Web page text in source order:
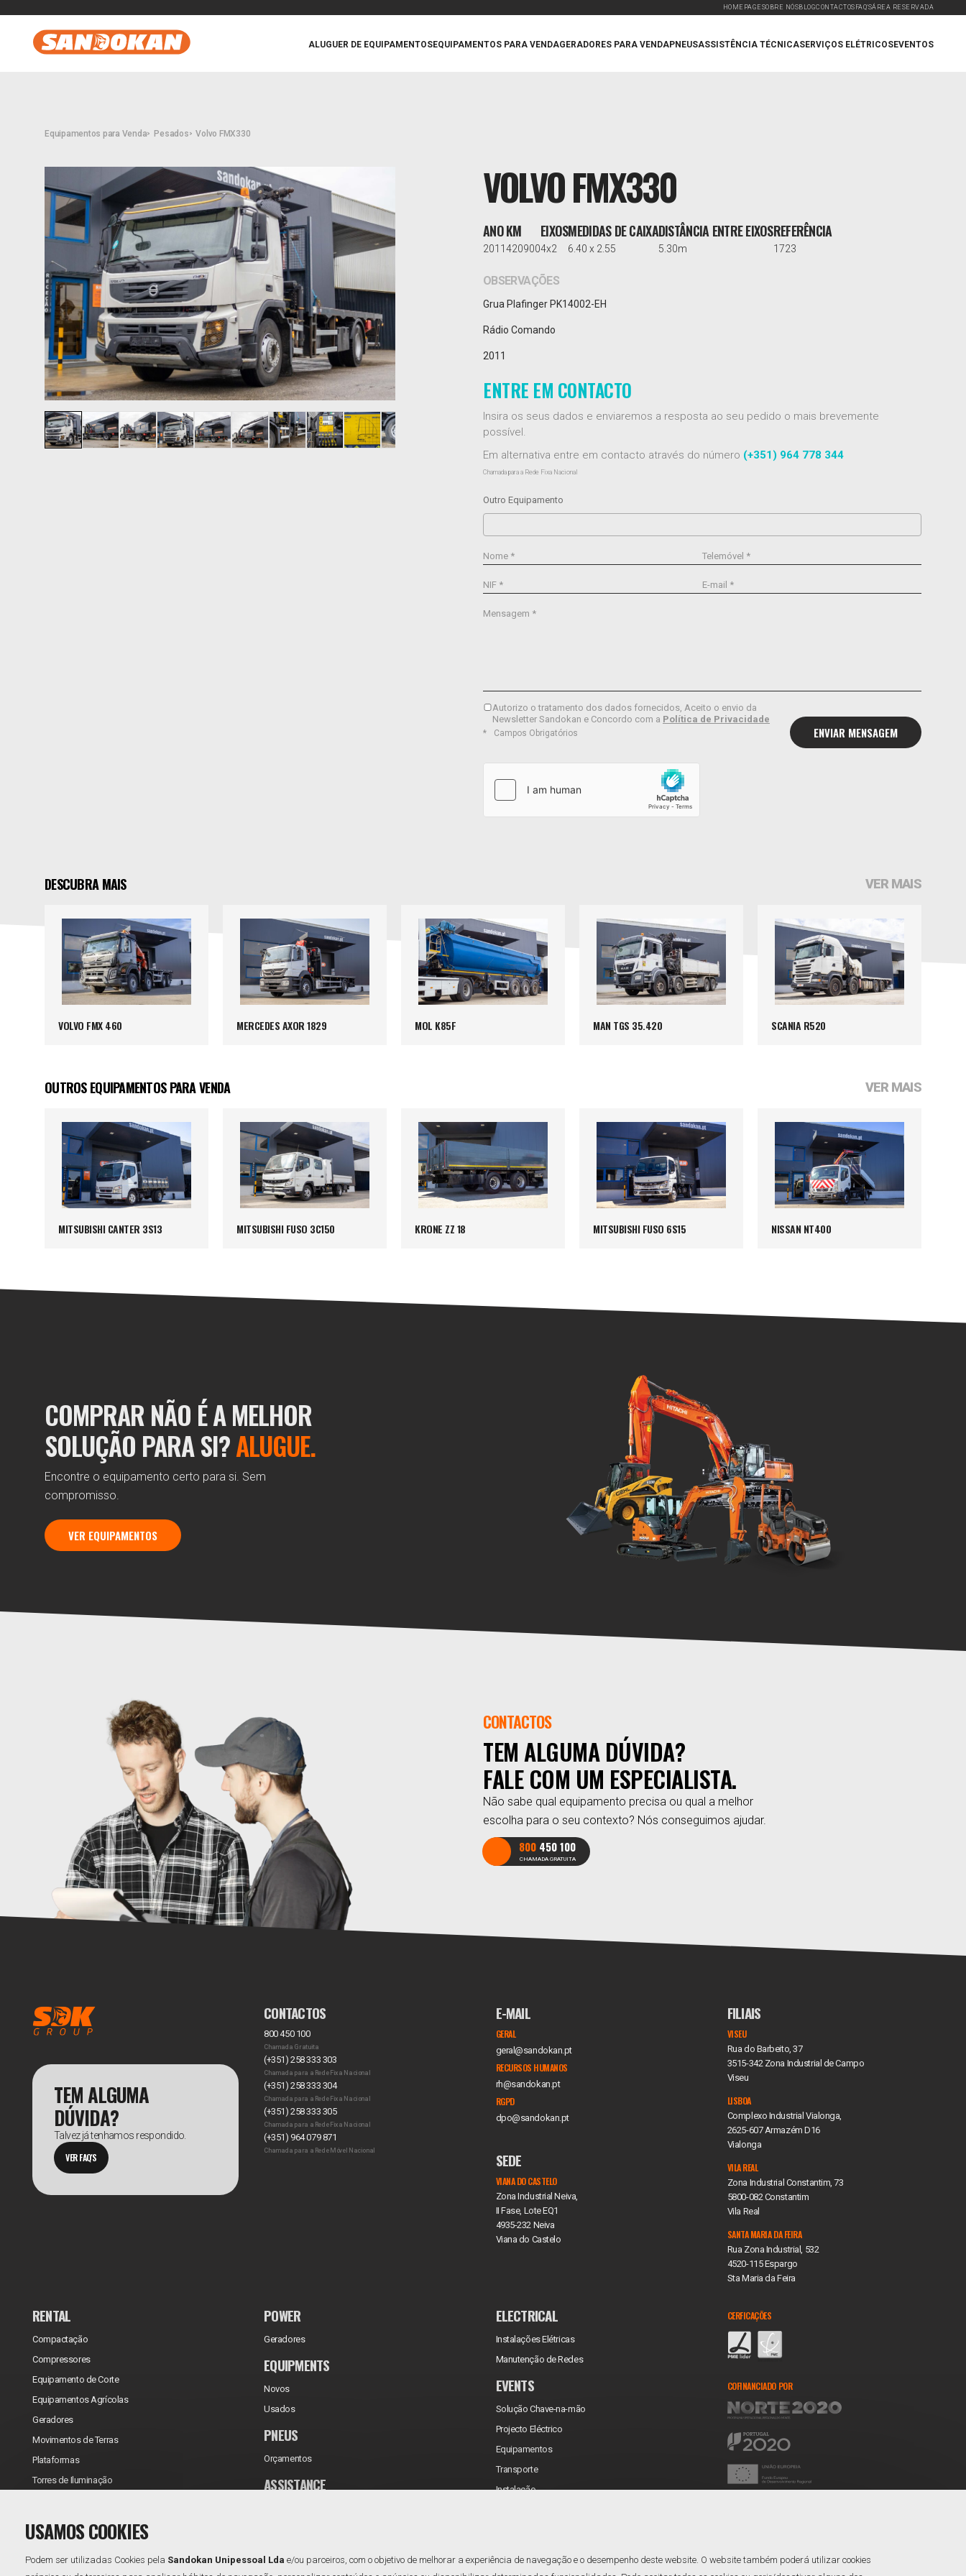
HOMEPAGE SOBRE NÓSBLOGCONTACTOS FAQ'SÁREA RESERVADA
ALUGUER DE EQUIPAMENTOSEQUIPAMENTOS PARA VENDAGERADORES PARA VENDAPNEUSASSISTÊNCIA TÉCNICASERVIÇOS ELÉTRICOSEVENTOS
Equipamentos para Venda Pesados Volvo FMX330
VOLVO FMX330
ANO
2011
KM
420900
EIXOS
4x2
MEDIDAS DE CAIXA
6.40 x 2.55
DISTÂNCIA ENTRE EIXOS
5.30m
REFERÊNCIA
1723
OBSERVAÇÕES
Grua Plafinger PK14002-EH
Rádio Comando
2011
ENTRE EM CONTACTO
Insira os seus dados e enviaremos a resposta ao seu pedido o mais brevemente
possível.
Em alternativa entre em contacto através do número (+351) 964 778 344
Chamada para a Rede Fixa Nacional
Outro Equipamento
Nome * Telemóvel *
NIF * E-mail *
Mensagem *
Autorizo o tratamento dos dados fornecidos, Aceito o envio da
Newsletter Sandokan e Concordo com a Política de Privacidade
Campos Obrigatórios
DESCUBRA MAIS VER MAIS
VOLVO FMX 460 MERCEDES AXOR 1829 MOL K85F MAN TGS 35.420 SCANIA R520
OUTROS EQUIPAMENTOS PARA VENDA VER MAIS
MITSUBISHI CANTER 3S13 MITSUBISHI FUSO 3C150 KRONE ZZ 18 MITSUBISHI FUSO 6S15 NISSAN NT400
COMPRAR NÃO É A MELHOR
SOLUÇÃO PARA SI?ALUGUE.
Encontre o equipamento certo para si. Sem
compromisso.
VER EQUIPAMENTOS
CONTACTOS
TEM ALGUMA DÚVIDA?
FALE COM UM ESPECIALISTA.
Não sabe qual equipamento precisa ou qual a melhor
escolha para o seu contexto? Nós conseguimos ajudar.
800 450 100
CHAMADA GRATUITA
TEM ALGUMA
DÚVIDA?
Talvez já tenhamos respondido.
VER FAQ'S
CONTACTOS
800 450 100
Chamada Gratuita
(+351) 258 333 303
Chamada para a Rede Fixa Nacional
(+351) 258 333 304
Chamada para a Rede Fixa Nacional
(+351) 258 333 305
Chamada para a Rede Fixa Nacional
(+351) 964 079 871
Chamada para a Rede Móvel Nacional
E-MAIL
GERAL
geral@sandokan.pt
RECURSOS HUMANOS
rh@sandokan.pt
RGPD
dpo@sandokan.pt
SEDE
VIANA DO CASTELO
Zona Industrial Neiva,
II Fase, Lote EQ1
4935-232 Neiva
Viana do Castelo
FILIAIS
VISEU
Rua do Barbeito, 37
3515-342 Zona Industrial de Campo
Viseu
LISBOA
Complexo Industrial Vialonga,
2625-607 Armazém D16
Vialonga
VILA REAL
Zona Industrial Constantim, 73
5800-082 Constantim
Vila Real
SANTA MARIA DA FEIRA
Rua Zona Industrial, 532
4520-115 Espargo
Sta Maria da Feira
RENTAL
Compactação
Compressores
Equipamento de Corte
Equipamentos Agrícolas
Geradores
Movimentos de Terras
Plataformas
Torres de Iluminação
POWER
Geradores
EQUIPMENTS
Novos
Usados
PNEUS
Orçamentos
ASSISTANCE
ELECTRICAL
Instalações Elétricas
Manutenção de Redes
EVENTS
Solução Chave-na-mão
Projecto Eléctrico
Equipamentos
Transporte
Instalação
CERFICAÇÕES
COFINANCIADO POR
USAMOS COOKIES
Podem ser utilizadas Cookies pela Sandokan Unipessoal Lda e/ou parceiros, com o objetivo de melhorar a experiência de navegação e o desempenho deste website. O website também poderá utilizar cookies